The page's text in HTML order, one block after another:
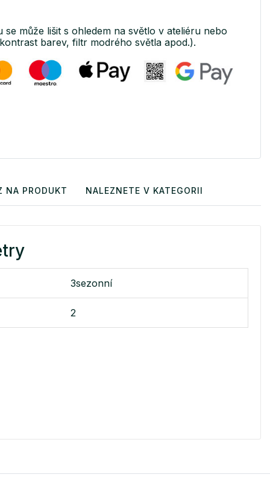
může lišit s ohledem na světlo v ateliéru nebo
barev, filtr modrého světla apod.).
NA PRODUKT NALEZNETE V KATEGORII
3sezonní
2